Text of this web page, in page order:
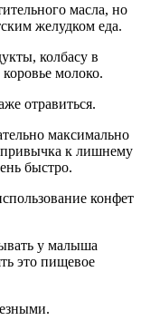
масла, но
желудком еда.
колбасу в
молоко.
отравиться.
максимально
привычка к лишнему
быстро.
конфет
у малыша
это пищевое